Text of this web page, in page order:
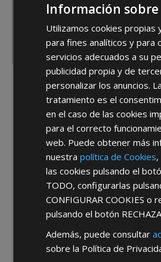
He leído y acepto la
*Abstenerse particulares, sólo venta a
Información sobre
Utilizamos cookies propias
para fines analíticos y para
servicios adecuados a su
publicidad propia y de
personalizar los anuncios.
tratamiento es el
en el caso de las cookies
para el correcto
web. Puede obtener más
nuestrapolítica de Cookies
las cookies pulsando el
TODO, configurarlas
CONFIGURAR COOKIES o
pulsando el botón
Además, puede consultar
sobre la Política de